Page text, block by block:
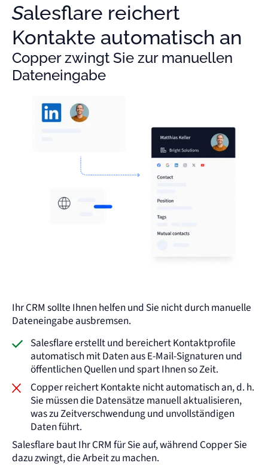
Salesflare reichert
Kontakte automatisch an
Copper zwingt Sie zur manuellen
Dateneingabe
Ihr CRM sollte Ihnen helfen und Sie nicht durch manuelle
Dateneingabe ausbremsen.
Salesflare erstellt und bereichert Kontaktprofile
automatisch mit Daten aus E-Mail-Signaturen und
öffentlichen Quellen und spart Ihnen so Zeit.
Copper reichert Kontakte nicht automatisch an, d. h.
Sie müssen die Datensätze manuell aktualisieren,
was zu Zeitverschwendung und unvollständigen
Daten führt.
Salesflare baut Ihr CRM für Sie auf, während Copper Sie
dazu zwingt, die Arbeit zu machen.